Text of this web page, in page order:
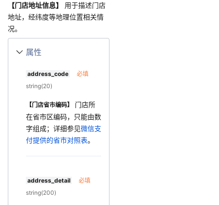
【门店地址信息】
用于描述门店
地址，经纬度等地理位置相关情
况。
属性
address_code
必填
string(20)
【门店省市编码】
门店所
在省市区编码，只能由数
字组成；详细参见微信支
付提供的省市对照表。
address_detail
必填
string(200)